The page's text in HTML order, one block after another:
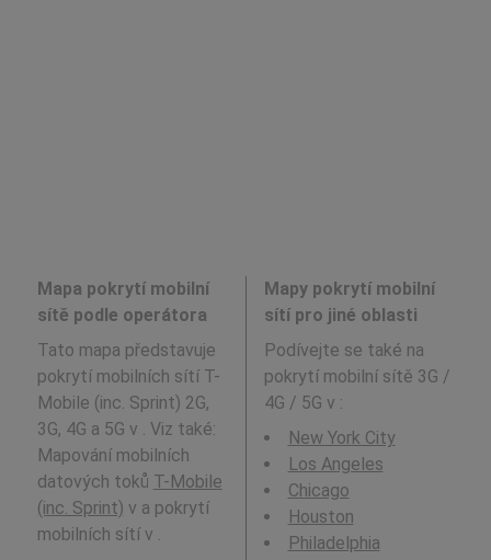
Mapa pokrytí mobilní
sítě podle operátora
Tato mapa představuje
pokrytí mobilních sítí T-
Mobile (inc. Sprint) 2G,
3G, 4G a 5G v . Viz také:
Mapování mobilních
datových toků T-Mobile
(inc. Sprint) v a pokrytí
mobilních sítí v .
Mapy pokrytí mobilní
sítí pro jiné oblasti
Podívejte se také na
pokrytí mobilní sítě 3G /
4G / 5G v :
New York City
Los Angeles
Chicago
Houston
Philadelphia